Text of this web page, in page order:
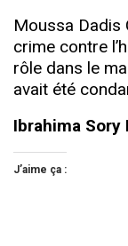
Moussa Dadis
crime contre
rôle dans le
avait été
Ibrahima Sory
J’aime ça :